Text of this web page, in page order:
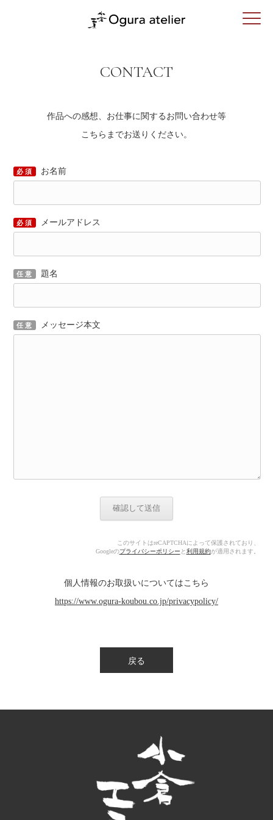
CONTACT
作品への感想、お仕事に関するお問い合わせ等
こちらまでお送りください。
必須 お名前
必須 メールアドレス
任意 題名
任意 メッセージ本文
このサイトはreCAPTCHAによって保護されており、
Googleのプライバシーポリシー と利用規約が適用されます。
個人情報のお取扱いについてはこちら
https://www.ogura-koubou.co.jp/privacypolicy/
戻る